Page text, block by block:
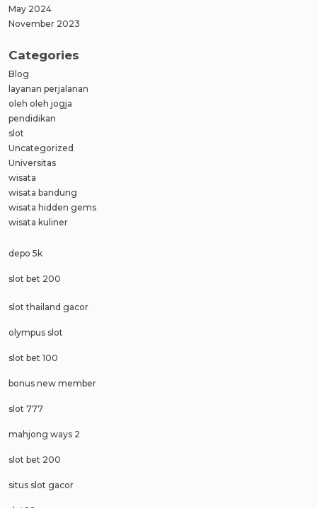
May 2024
November 2023
Categories
Blog
layanan perjalanan
oleh oleh jogja
pendidikan
slot
Uncategorized
Universitas
wisata
wisata bandung
wisata hidden gems
wisata kuliner
depo 5k
slot bet 200
slot thailand gacor
olympus slot
slot bet 100
bonus new member
slot 777
mahjong ways 2
slot bet 200
situs slot gacor